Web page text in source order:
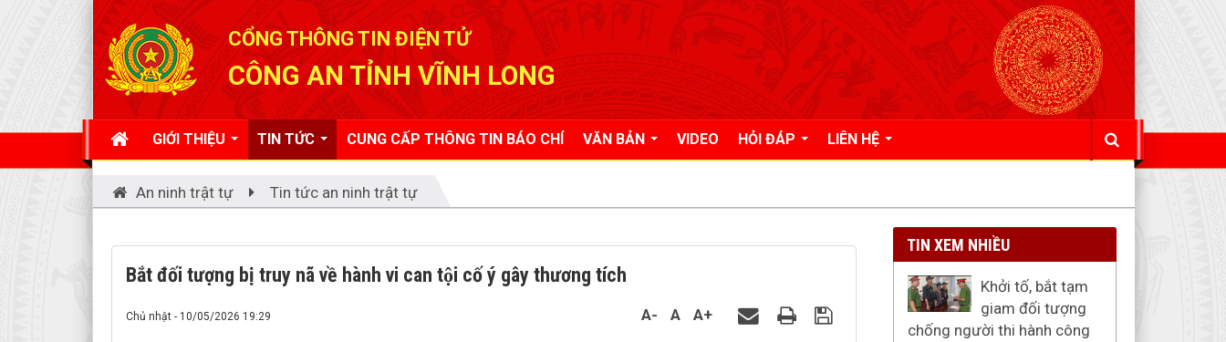
CỔNG THÔNG TIN ĐIỆN TỬ
CÔNG AN TỈNH VĨNH LONG
GIỚI THIỆU TIN TỨC CUNG CẤP THÔNG TIN BÁO CHÍ VĂN BẢN VIDEO HỎI ĐÁP LIÊN HỆ
An ninh trật tự Tin tức an ninh trật tự
Bắt đối tượng bị truy nã về hành vi can tội cố ý gây thương tích
Chủ nhật - 10/05/2026 19:29 A- A A+
TIN XEM NHIỀU
Khởi tố, bắt tạm
giam đối tượng
chống người thi hành công